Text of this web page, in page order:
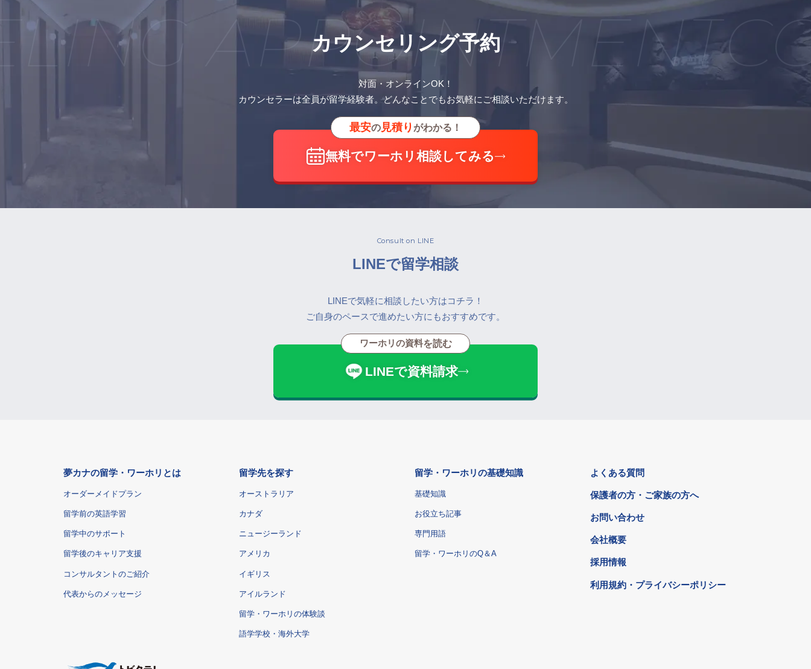
APPOINTMENT
カウンセリング予約
対面・オンラインOK！
カウンセラーは全員が留学経験者。どんなことでもお気軽にご相談いただけます。
最安の見積り がわかる！
無料でワーホリ相談してみる
Consult on LINE
LINEで留学相談
LINEで気軽に相談したい方はコチラ！
ご自身のペースで進めたい方にもおすすめです。
ワーホリの資料を読む
LINEで資料請求
夢カナの留学・ワーホリとは
オーダーメイドプラン
留学前の英語学習
留学中のサポート
留学後のキャリア支援
コンサルタントのご紹介
代表からのメッセージ
留学先を探す
オーストラリア
カナダ
ニュージーランド
アメリカ
イギリス
アイルランド
留学・ワーホリの体験談
語学学校・海外大学
留学・ワーホリの基礎知識
基礎知識
お役立ち記事
専門用語
留学・ワーホリのQ＆A
よくある質問
保護者の方・ご家族の方へ
お問い合わせ
会社概要
採用情報
利用規約・プライバシーポリシー